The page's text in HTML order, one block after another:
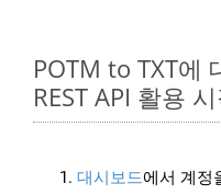
POTM to TXT에
REST API 활용
대시보드에서 계정